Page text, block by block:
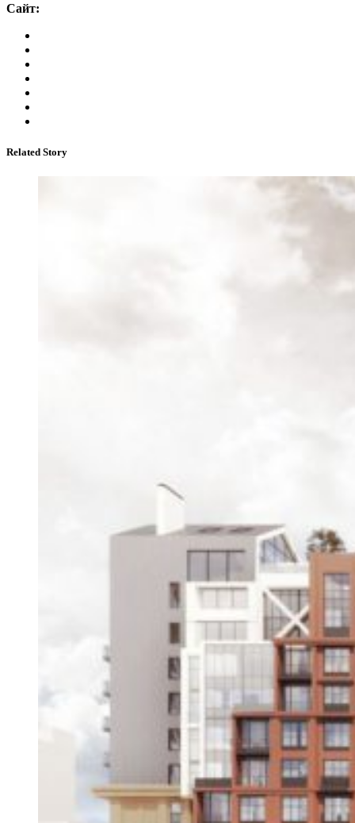
Сайт:
Related Story